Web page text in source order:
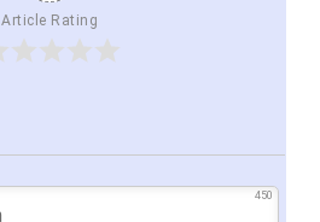
Article Rating
450